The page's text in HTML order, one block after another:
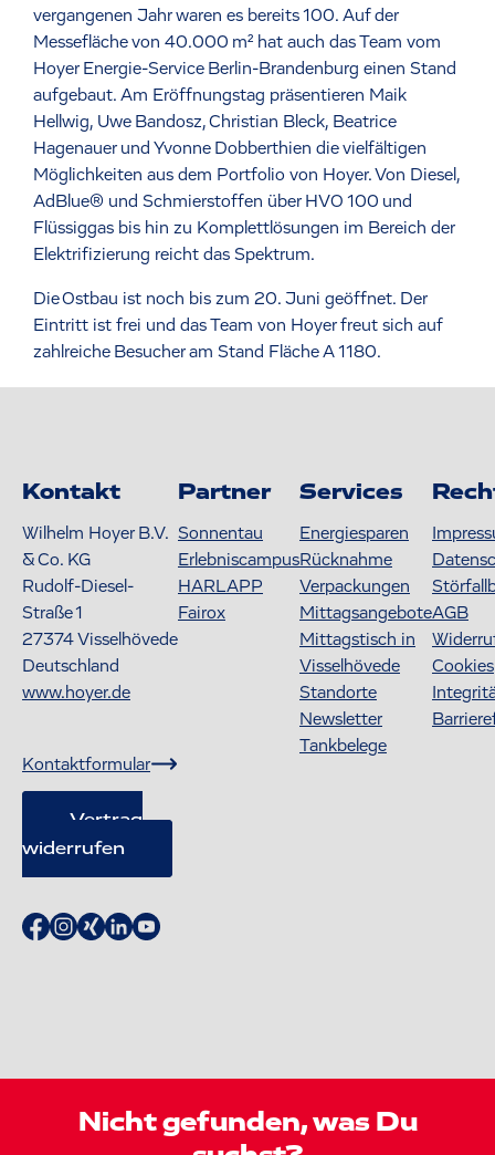
vergangenen Jahr waren es bereits 100. Auf der
Messefläche von 40.000 m² hat auch das Team vom
Hoyer Energie-Service Berlin-Brandenburg einen Stand
aufgebaut. Am Eröffnungstag präsentieren Maik
Hellwig, Uwe Bandosz, Christian Bleck, Beatrice
Hagenauer und Yvonne Dobberthien die vielfältigen
Möglichkeiten aus dem Portfolio von Hoyer. Von Diesel,
AdBlue® und Schmierstoffen über HVO 100 und
Flüssiggas bis hin zu Komplettlösungen im Bereich der
Elektrifizierung reicht das Spektrum.
Die Ostbau ist noch bis zum 20. Juni geöffnet. Der
Eintritt ist frei und das Team von Hoyer freut sich auf
zahlreiche Besucher am Stand Fläche A 1180.
Kontakt
Wilhelm Hoyer B.V.
& Co. KG
Rudolf-Diesel-
Straße 1
27374Visselhövede
Deutschland
www.hoyer.de
Kontaktformular
Vertrag
widerrufen
Partner
Sonnentau
Erlebniscampus
HARLAPP
Fairox
Services
Energiesparen
Rücknahme
Verpackungen
Mittagsangebote
Mittagstisch in
Visselhövede
Standorte
Newsletter
Tankbelege
AGB
Cookies
Nicht gefunden, was Du